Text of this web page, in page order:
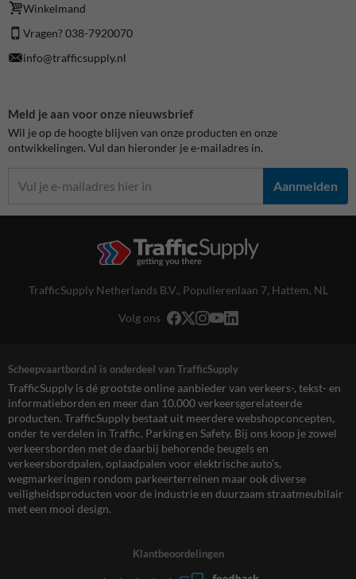
Winkelmand
Vragen? 038-7920070
info@trafficsupply.nl
Meld je aan voor onze nieuwsbrief
Wil je op de hoogte blijven van onze producten en onze
ontwikkelingen. Vul dan hieronder je e-mailadres in.
Aanmelden
TrafficSupply Netherlands B.V., Populierenlaan 7, Hattem, NL
Volg ons
Scheepvaartbord.nl is onderdeel van TrafficSupply
TrafficSupply is dé grootste online aanbieder van verkeers-, tekst- en
informatieborden en meer dan 10.000 verkeersgerelateerde
producten. TrafficSupply bestaat uit meerdere webshopconcepten,
onder te verdelen in Traffic, Parking en Safety. Bij ons koop je zowel
verkeersborden met de daarbij behorende beugels en
verkeersbordpalen, oplaadpalen voor elektrische auto’s,
wegmarkeringen rondom parkeerterreinen maar ook diverse
veiligheidsproducten voor de industrie en duurzaam straatmeubilair
met een mooi design.
Klantbeoordelingen